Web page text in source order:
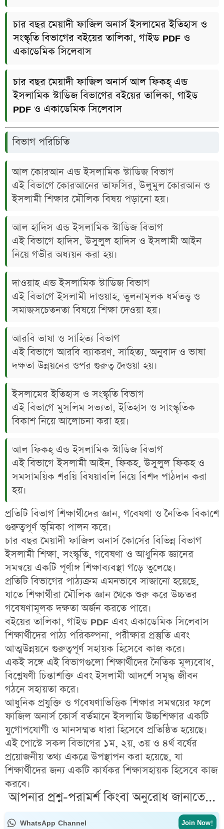
চার বছর মেয়াদী ফাজিল অনার্স ইসলামের ইতিহাস ও
সংস্কৃতি বিভাগের বইয়ের তালিকা, গাইড PDF ও
একাডেমিক সিলেবাস
চার বছর মেয়াদী ফাজিল অনার্স আল ফিকহ্‌ এন্ড
ইসলামিক স্টাডিজ বিভাগের বইয়ের তালিকা, গাইড
PDF ও একাডেমিক সিলেবাস
বিভাগ পরিচিতি
আল কোরআন এন্ড ইসলামিক স্টাডিজ বিভাগ
এই বিভাগে কোরআনের তাফসির, উলুমুল কোরআন ও
ইসলামী শিক্ষার মৌলিক বিষয় পড়ানো হয়।
আল হাদিস এন্ড ইসলামিক স্টাডিজ বিভাগ
এই বিভাগে হাদিস, উসুলুল হাদিস ও ইসলামী আইন
নিয়ে গভীর অধ্যয়ন করা হয়।
দাওয়াহ এন্ড ইসলামিক স্টাডিজ বিভাগ
এই বিভাগে ইসলামী দাওয়াহ, তুলনামূলক ধর্মতত্ত্ব ও
সমাজসচেতনতা বিষয়ে শিক্ষা দেওয়া হয়।
আরবি ভাষা ও সাহিত্য বিভাগ
এই বিভাগে আরবি ব্যাকরণ, সাহিত্য, অনুবাদ ও ভাষা
দক্ষতা উন্নয়নের ওপর গুরুত্ব দেওয়া হয়।
ইসলামের ইতিহাস ও সংস্কৃতি বিভাগ
এই বিভাগে মুসলিম সভ্যতা, ইতিহাস ও সাংস্কৃতিক
বিকাশ নিয়ে আলোচনা করা হয়।
আল ফিকহ্‌ এন্ড ইসলামিক স্টাডিজ বিভাগ
এই বিভাগে ইসলামী আইন, ফিকহ, উসুলুল ফিকহ ও
সমসাময়িক শরয়ি বিষয়াবলি নিয়ে বিশদ পাঠদান করা
হয়।
প্রতিটি বিভাগ শিক্ষার্থীদের জ্ঞান, গবেষণা ও নৈতিক বিকাশে
গুরুত্বপূর্ণ ভূমিকাপালন করে।
চার বছর মেয়াদী ফাজিল অনার্স কোর্সের বিভিন্ন বিভাগ
ইসলামী শিক্ষা, সংস্কৃতি, গবেষণা ও আধুনিক জ্ঞানের
সমন্বয়ে একটিপূর্ণাঙ্গ শিক্ষাব্যবস্থাগড়ে তুলেছে।
প্রতিটি বিভাগের পাঠ্যক্রম এমনভাবে সাজানো হয়েছে,
যাতে শিক্ষার্থীরামৌলিক জ্ঞান থেকে শুরু করে উচ্চতর
গবেষণামূলক দক্ষতা অর্জনকরতে পারে।
বইয়ের তালিকা, গাইড PDF এবং একাডেমিক সিলেবাস
শিক্ষার্থীদের পাঠ্য পরিকল্পনা, পরীক্ষার প্রস্তুতি এবং
আত্মউন্নয়নে গুরুত্বপূর্ণ সহায়ক হিসেবে কাজ করে।
একই সঙ্গে এই বিভাগগুলো শিক্ষার্থীদেরনৈতিক মূল্যবোধ,
বিশ্লেষণী চিন্তাশক্তি এবং ইসলামী আদর্শে সমৃদ্ধ জীবন
গঠনেসহায়তা করে।
আধুনিক প্রযুক্তি ও গবেষণাভিত্তিক শিক্ষার সমন্বয়ের ফলে
ফাজিল অনার্স কোর্স বর্তমানে ইসলামি উচ্চশিক্ষার একটি
যুগোপযোগী ও মানসম্মত ধারাহিসেবে প্রতিষ্ঠিত হয়েছে।
এই পোস্টে সকল বিভাগের ১ম, ২য়, ৩য় ও ৪র্থ বর্ষের
প্রয়োজনীয় তথ্য একত্রে উপস্থাপন করা হয়েছে, যা
শিক্ষার্থীদের জন্য একটি কার্যকর শিক্ষাসহায়ক হিসেবে কাজ
করবে।
আপনার প্রশ্ন-পরামর্শ কিংবা অনুরোধ জানাতে...
WhatsApp Channel Join Now!